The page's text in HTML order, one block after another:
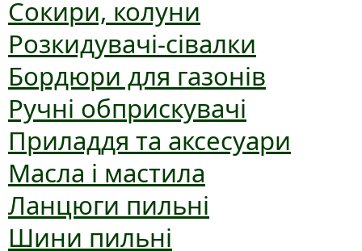
Сокири, колуни
Розкидувачі-сівалки
Бордюри для газонів
Ручні обприскувачі
Приладдя та аксесуари
Масла і мастила
Ланцюги пильні
Шини пильні